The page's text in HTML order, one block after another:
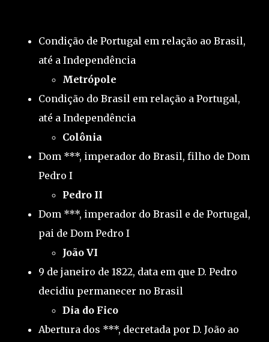
Condição de Portugal em relação ao Brasil,
até a Independência
Metrópole
Condição do Brasil em relação a Portugal,
até a Independência
Colônia
Dom ***, imperador do Brasil, filho de Dom
Pedro I
Pedro II
Dom ***, imperador do Brasil e de Portugal,
pai de Dom Pedro I
João VI
9 de janeiro de 1822, data em que D. Pedro
decidiu permanecer no Brasil
Dia do Fico
Abertura dos ***, decretada por D. João ao